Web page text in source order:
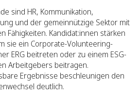
sind HR, Kommunikation,
und der gemeinnützige Sektor mit
Fähigkeiten. Kandidat:innen stärken
sie ein Corporate-Volunteering-
ERG beitreten oder zu einem ESG-
Arbeitgebers beitragen.
Ergebnisse beschleunigen den
deutlich.